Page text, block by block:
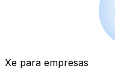
Xe para empresas